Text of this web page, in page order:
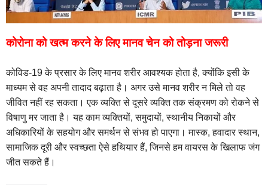
कोरोना को खत्म करने के लिए मानव चेन को तोड़ना जरूरी
कोविड-19 के प्रसार के लिए मानव शरीर आवश्यक होता है, क्योंकि इसी के
माध्यम से वह अपनी तादाद बढ़ाता है। अगर उसे मानव शरीर न मिले तो वह
जीवित नहीं रह सकता। एक व्यक्ति से दूसरे व्यक्ति तक संक्रमण को रोकने से
विषाणु मर जाता है। यह काम व्यक्तियों, समुदायों, स्थानीय निकायों और
अधिकारियों के सहयोग और समर्थन से संभव हो पाएगा। मास्क, हवादार स्थान,
सामाजिक दूरी और स्वच्छता ऐसे हथियार हैं, जिनसे हम वायरस के खिलाफ जंग
जीत सकते हैं।